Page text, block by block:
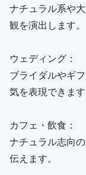
ナチュラル系や
観を演出します。
ウェディング：
ブライダルやギ
気を表現できます
カフェ・飲食：
ナチュラル志向
伝えます。